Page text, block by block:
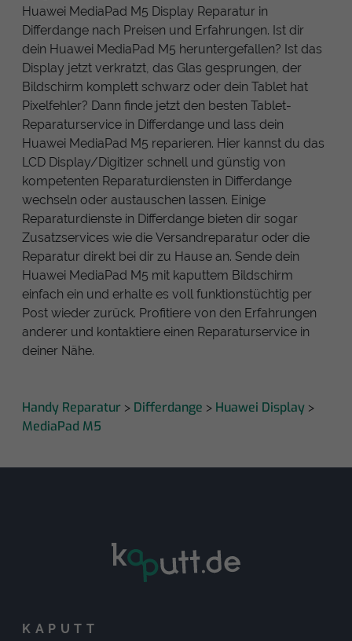
Huawei MediaPad M5 Display Reparatur in
Differdange nach Preisen und Erfahrungen. Ist dir
dein Huawei MediaPad M5 heruntergefallen? Ist das
Display jetzt verkratzt, das Glas gesprungen, der
Bildschirm komplett schwarz oder dein Tablet hat
Pixelfehler? Dann finde jetzt den besten Tablet-
Reparaturservice in Differdange und lass dein
Huawei MediaPad M5 reparieren. Hier kannst du das
LCD Display/Digitizer schnell und günstig von
kompetenten Reparaturdiensten in Differdange
wechseln oder austauschen lassen. Einige
Reparaturdienste in Differdange bieten dir sogar
Zusatzservices wie die Versandreparatur oder die
Reparatur direkt bei dir zu Hause an. Sende dein
Huawei MediaPad M5 mit kaputtem Bildschirm
einfach ein und erhalte es voll funktionstüchtig per
Post wieder zurück. Profitiere von den Erfahrungen
anderer und kontaktiere einen Reparaturservice in
deiner Nähe.
Handy Reparatur > Differdange > Huawei Display >
MediaPad M5
KAPUTT